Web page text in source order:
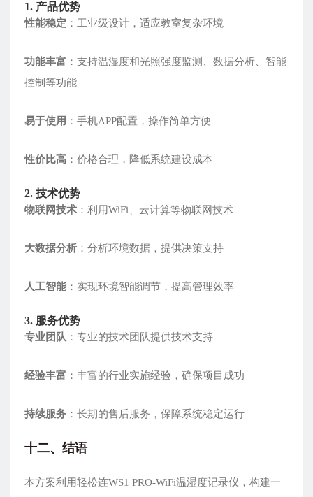
1. 产品优势
性能稳定 ：工业级设计，适应教室复杂环境
功能丰富 ：支持温湿度和光照强度监测、数据分析、智能
控制等功能
易于使用 ：手机APP配置，操作简单方便
性价比高 ：价格合理，降低系统建设成本
2. 技术优势
物联网技术 ：利用WiFi、云计算等物联网技术
大数据分析 ：分析环境数据，提供决策支持
人工智能 ：实现环境智能调节，提高管理效率
3. 服务优势
专业团队 ：专业的技术团队提供技术支持
经验丰富 ：丰富的行业实施经验，确保项目成功
持续服务 ：长期的售后服务，保障系统稳定运行
十二、结语
本方案利用轻松连WS1 PRO-WiFi温湿度记录仪，构建一